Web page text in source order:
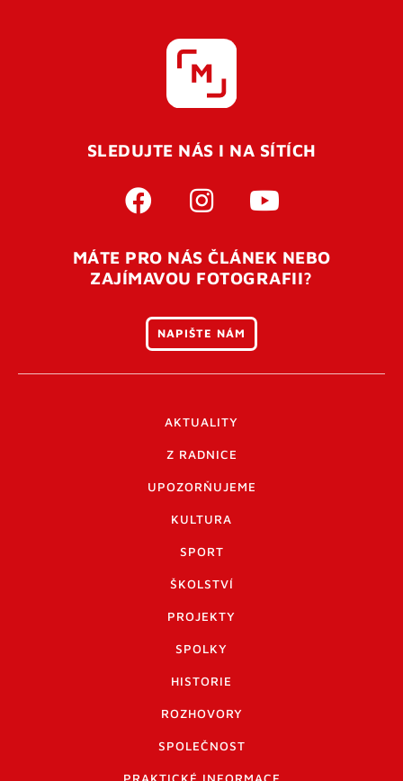
SLEDUJTE NÁS I NA SÍTÍCH
MÁTE PRO NÁS ČLÁNEK NEBO
ZAJÍMAVOU FOTOGRAFII?
NAPIŠTE NÁM
AKTUALITY
Z RADNICE
UPOZORŇUJEME
KULTURA
SPORT
ŠKOLSTVÍ
PROJEKTY
SPOLKY
HISTORIE
ROZHOVORY
SPOLEČNOST